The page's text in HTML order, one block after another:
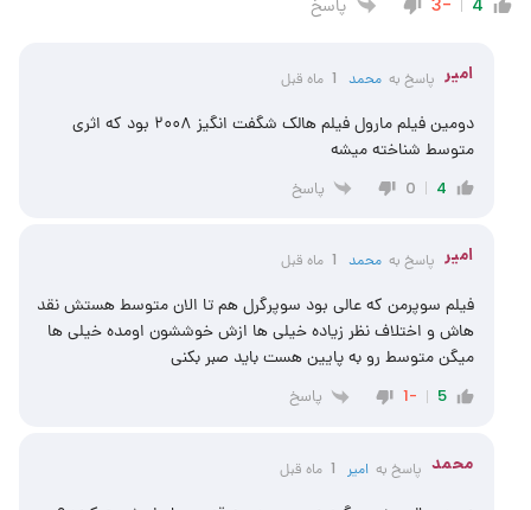
4
-3
امیر پاسخ به محمد 1 ماه قبل
دومین فیلم مارول فیلم هالک شگفت انگیز ۲۰۰۸ بود که اثری
متوسط شناخته میشه
4
0 پاسخ
امیر پاسخ به محمد 1 ماه قبل
فیلم سوپرمن که عالی بود سوپرگرل هم تا الان متوسط هستش نقد
هاش و اختلاف نظر زیاده خیلی ها ازش خوششون اومده خیلی ها
میگن متوسط رو به پایین هست باید صبر بکنی
5
-1 پاسخ
محمد پاسخ به امیر 1 ماه قبل